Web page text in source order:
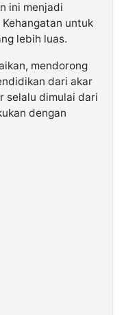
ini menjadi
untuk
lebih luas.
mendorong
dari akar
selalu dimulai dari
dengan